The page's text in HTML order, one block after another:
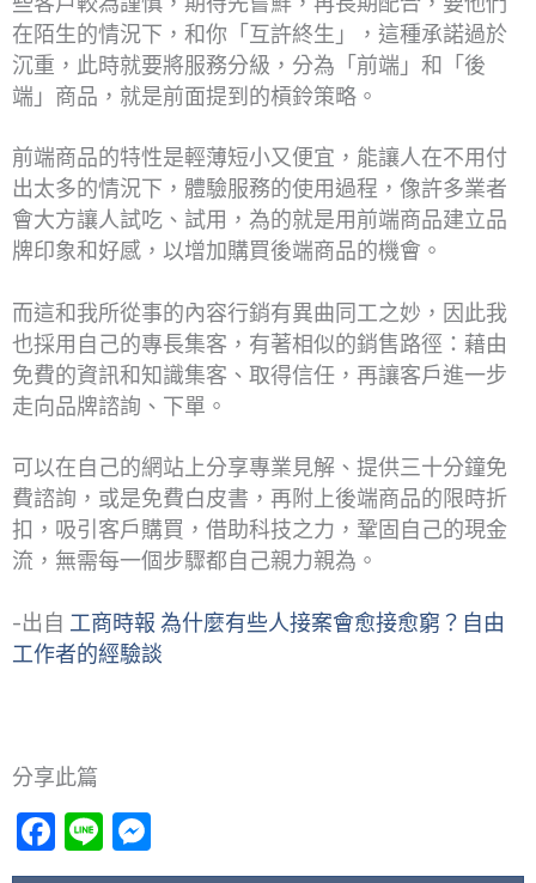
在陌生的情況下，和你「互許終生」，這種承諾過於
沉重，此時就要將服務分級，分為「前端」和「後
端」商品，就是前面提到的槓鈴策略。
前端商品的特性是輕薄短小又便宜，能讓人在不用付
出太多的情況下，體驗服務的使用過程，像許多業者
會大方讓人試吃、試用，為的就是用前端商品建立品
牌印象和好感，以增加購買後端商品的機會。
而這和我所從事的內容行銷有異曲同工之妙，因此我
也採用自己的專長集客，有著相似的銷售路徑：藉由
免費的資訊和知識集客、取得信任，再讓客戶進一步
走向品牌諮詢、下單。
可以在自己的網站上分享專業見解、提供三十分鐘免
費諮詢，或是免費白皮書，再附上後端商品的限時折
扣，吸引客戶購買，借助科技之力，鞏固自己的現金
流，無需每一個步驟都自己親力親為。
-出自 工商時報 為什麼有些人接案會愈接愈窮？自由
工作者的經驗談
分享此篇
Facebook
Line